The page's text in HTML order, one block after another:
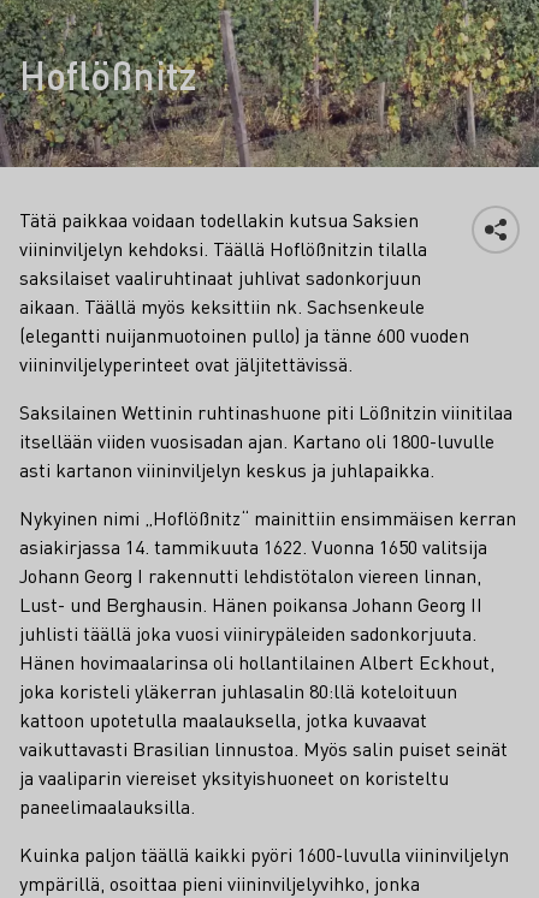
Hoflößnitz
Tätä paikkaa voidaan todellakin kutsua Saksien
viininviljelyn kehdoksi. Täällä Hoflößnitzin tilalla
saksilaiset vaaliruhtinaat juhlivat sadonkorjuun
aikaan. Täällä myös keksittiin nk. Sachsenkeule
(elegantti nuijanmuotoinen pullo) ja tänne 600 vuoden
viininviljelyperinteet ovat jäljitettävissä.
Saksilainen Wettinin ruhtinashuone piti Lößnitzin viinitilaa
itsellään viiden vuosisadan ajan. Kartano oli 1800-luvulle
asti kartanon viininviljelyn keskus ja juhlapaikka.
Nykyinen nimi „Hoflößnitz“ mainittiin ensimmäisen kerran
asiakirjassa 14. tammikuuta 1622. Vuonna 1650 valitsija
Johann Georg I rakennutti lehdistötalon viereen linnan,
Lust- und Berghausin. Hänen poikansa Johann Georg II
juhlisti täällä joka vuosi viinirypäleiden sadonkorjuuta.
Hänen hovimaalarinsa oli hollantilainen Albert Eckhout,
joka koristeli yläkerran juhlasalin 80:llä koteloituun
kattoon upotetulla maalauksella, jotka kuvaavat
vaikuttavasti Brasilian linnustoa. Myös salin puiset seinät
ja vaaliparin viereiset yksityishuoneet on koristeltu
paneelimaalauksilla.
Kuinka paljon täällä kaikki pyöri 1600-luvulla viininviljelyn
ympärillä, osoittaa pieni viininviljelyvihko, jonka